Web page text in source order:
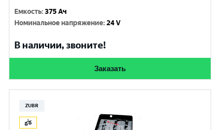
Емкость:375 Ач
Номинальное напряжение:24 V
В наличии, звоните!
Заказать
ZUBR